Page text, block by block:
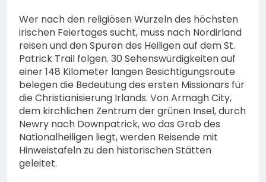
Wer nach den religiösen Wurzeln des höchsten
irischen Feiertages sucht, muss nach Nordirland
reisen und den Spuren des Heiligen auf dem St.
Patrick Trail folgen. 30 Sehenswürdigkeiten auf
einer 148 Kilometer langen Besichtigungsroute
belegen die Bedeutung des ersten Missionars für
die Christianisierung Irlands. Von Armagh City,
dem kirchlichen Zentrum der grünen Insel, durch
Newry nach Downpatrick, wo das Grab des
Nationalheiligen liegt, werden Reisende mit
Hinweistafeln zu den historischen Stätten
geleitet.